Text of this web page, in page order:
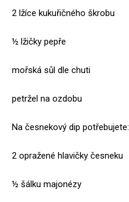
2 lžíce kukuřičného škrobu
½ lžičky pepře
mořská sůl dle chuti
petržel na ozdobu
Na česnekový dip potřebujete:
2 opražené hlavičky česneku
½ šálku majonézy